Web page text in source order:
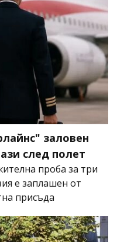
заловен
след полет
проба за три
е заплашен от
присъда